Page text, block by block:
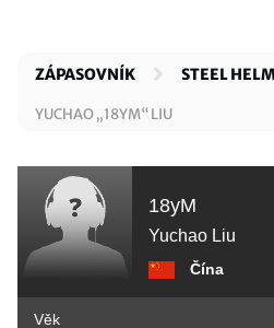
ZÁPASOVNÍK STEEL
YUCHAO „18YM“ LIU
18yM
Yuchao Liu
Čína
Věk